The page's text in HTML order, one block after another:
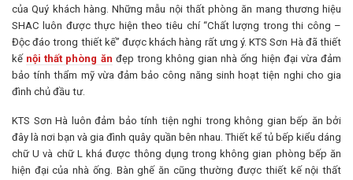
của Quý khách hàng. Những mẫu nội thất phòng ăn mang thương hiệu
SHAC luôn được thực hiện theo tiêu chí “Chất lượng trong thi công –
Độc đáo trong thiết kế” được khách hàng rất ưng ý. KTS Sơn Hà đã thiết
kế nội thất phòng ăn đẹp trong không gian nhà ống hiện đại vừa đảm
bảo tính thẩm mỹ vừa đảm bảo công năng sinh hoạt tiện nghi cho gia
đình chủ đầu tư.
KTS Sơn Hà luôn đảm bảo tính tiện nghi trong không gian bếp ăn bởi
đây là nơi bạn và gia đình quây quần bên nhau. Thiết kể tủ bếp kiểu dáng
chữ U và chữ L khá được thông dụng trong không gian phòng bếp ăn
hiện đại của nhà ống. Bàn ghế ăn cũng thường được thiết kế nội thất